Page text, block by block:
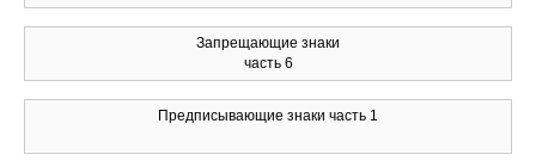
Запрещающие знаки
часть 6
Предписывающие знаки часть 1